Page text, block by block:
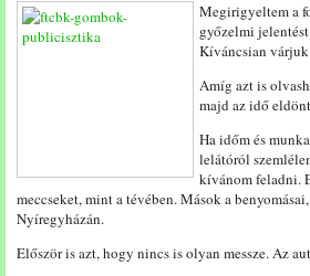
Megirigyeltem a
győzelmi
Kíváncsian
Amíg azt is
majd az idő
Ha időm és
lelátóról
kívánom feladni.
meccseket, mint a tévében. Mások a
Nyíregyházán.
Először is azt, hogy nincs is olyan messze. Az